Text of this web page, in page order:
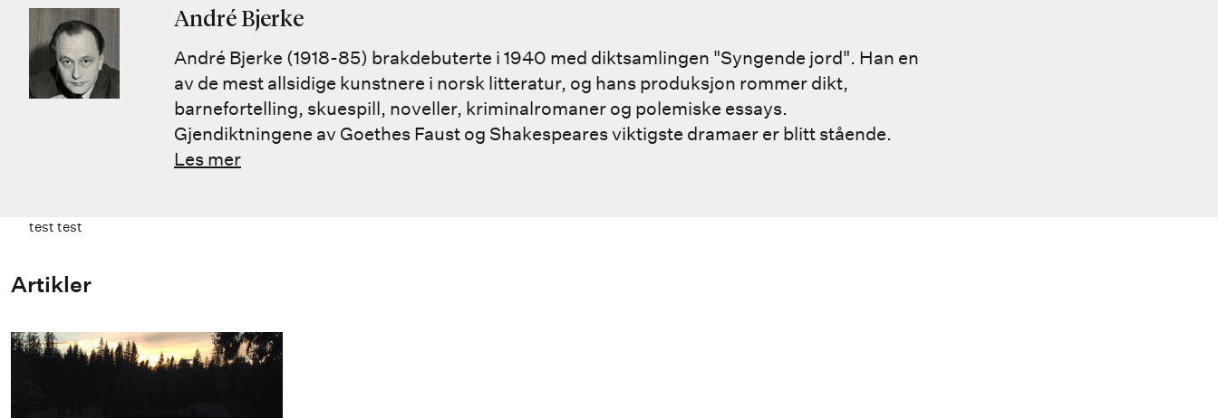
André Bjerke
André Bjerke (1918-85) brakdebuterte i 1940 med diktsamlingen "Syngende jord". Han en
av de mest allsidige kunstnere i norsk litteratur, og hans produksjon rommer dikt,
barnefortelling, skuespill, noveller, kriminalromaner og polemiske essays.
Gjendiktningene av Goethes Faust og Shakespeares viktigste dramaer er blitt stående.
Les mer
test test
Artikler